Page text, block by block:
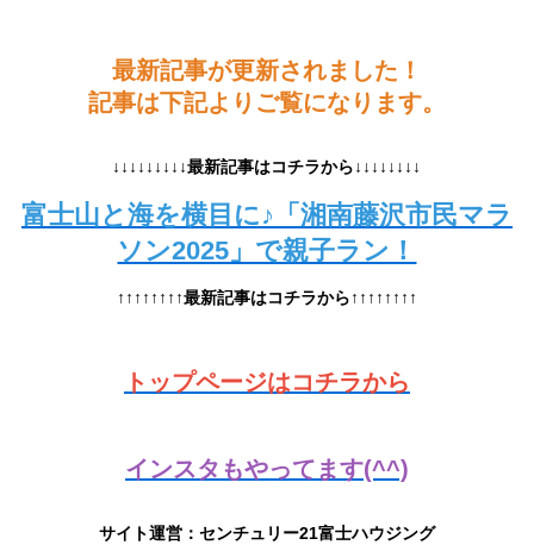
最新記事が更新されました！
記事は下記よりご覧になります。
↓↓↓↓↓↓↓↓↓最新記事はコチラから↓↓↓↓↓↓↓↓
富士山と海を横目に♪「湘南藤沢市民マラ
ソン2025」で親子ラン！
↑↑↑↑↑↑↑↑最新記事はコチラから↑↑↑↑↑↑↑↑
トップページはコチラから
インスタもやってます(^^)
サイト運営：センチュリー21富士ハウジング